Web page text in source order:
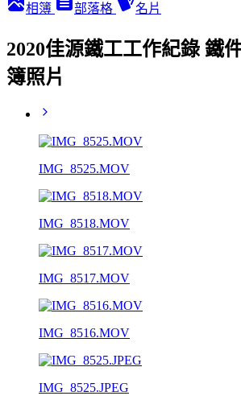
相簿 部落格 名片
2020佳源鐵工工作紀錄 鐵
簿照片
IMG_8525.MOV
IMG_8518.MOV
IMG_8517.MOV
IMG_8516.MOV
IMG_8525.JPEG